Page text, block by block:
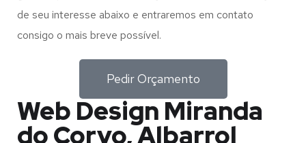
de seu interesse abaixo e entraremos em contato
consigo o mais breve possível.
Pedir Orçamento
Web Design Miranda
do Corvo, Albarrol